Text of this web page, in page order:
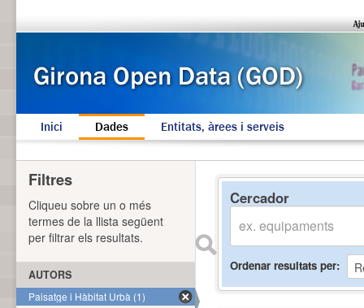
Inici Dades Entitats, àrees i serveis
Cercador
Ordenar resultats per
Filtres
Cliqueu sobre un o més
termes de la llista següent
per filtrar els resultats.
AUTORS
Paisatge i Hàbitat Urbà (1)